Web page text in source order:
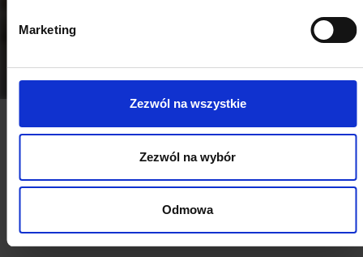
Marketing
Zezwól na wszystkie
Zezwól na wybór
Odmowa
details
Contact